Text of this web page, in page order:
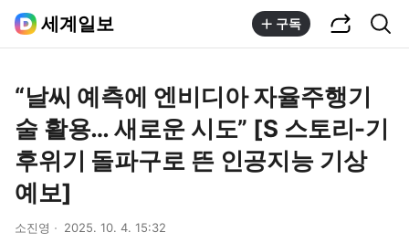
세계일보 구독
“날씨 예측에 엔비디아 자율주행기
술 활용… 새로운 시도” [S 스토리-기
후위기 돌파구로 뜬 인공지능 기상
예보]
소진영 2025. 10. 4. 15:32